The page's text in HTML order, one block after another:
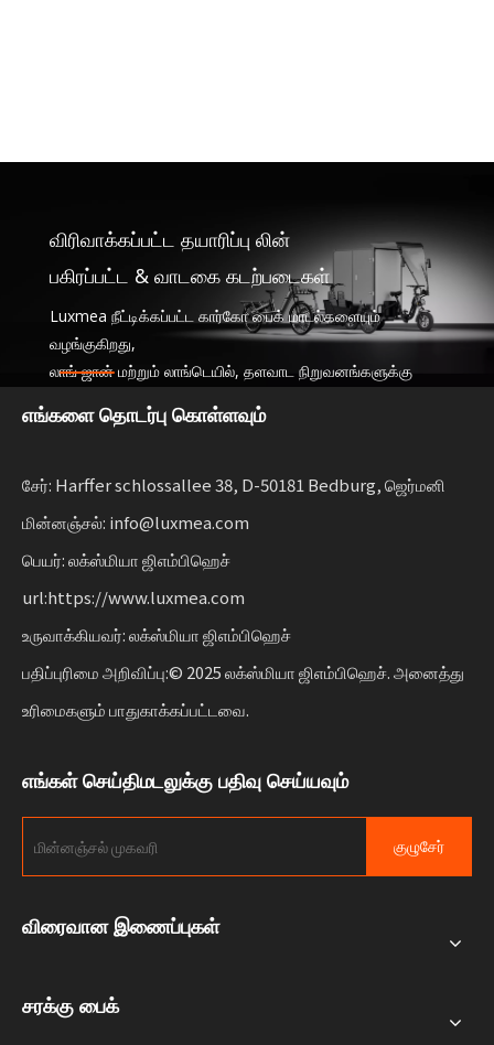
விரிவாக்கப்பட்ட தயாரிப்பு லின்
பகிரப்பட்ட & வாடகை கடற்படைகள்
Luxmea நீட்டிக்கப்பட்ட கார்கோ பைக் மாடல்களையும்
வழங்குகிறது,
லாங் ஜான் மற்றும் லாங்டெயில், தளவாட நிறுவனங்களுக்கு
பகிர்வு சேவைகள் மற்றும் வாடகை கடற்படைகள். இந்த
நிலையான இயக்கத்தை அளவிடும் வணிகங்களுக்கான
எங்களை தொடர்பு கொள்ளவும்
சேர்: Harffer schlossallee 38, D-50181 Bedburg, ஜெர்மனி
மின்னஞ்சல்: info@luxmea.com
பெயர்: லக்ஸ்மியா ஜிஎம்பிஹெச்
url:https://www.luxmea.com
உருவாக்கியவர்: லக்ஸ்மியா ஜிஎம்பிஹெச்
பதிப்புரிமை அறிவிப்பு:© 2025 லக்ஸ்மியா ஜிஎம்பிஹெச். அனைத்து
உரிமைகளும் பாதுகாக்கப்பட்டவை.
எங்கள் செய்திமடலுக்கு பதிவு செய்யவும்
குழுசேர்
விரைவான இணைப்புகள்
சரக்கு பைக்